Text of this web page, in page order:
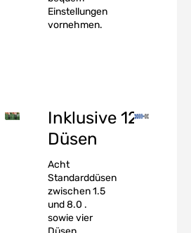
Einstellungen
vornehmen.
Inklusive 12
Düsen
Acht
Standarddüsen
zwischen 1.5
und 8.0 .
sowie vier